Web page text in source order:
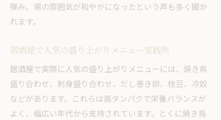
弾み、場の雰囲気が和やかになったという声も多く聞か
れます。
居酒屋で人気の盛り上がりメニュー実践例
居酒屋で実際に人気の盛り上がりメニューには、焼き鳥
盛り合わせ、刺身盛り合わせ、だし巻き卵、枝豆、冷奴
などがあります。これらは高タンパクで栄養バランスが
よく、幅広い年代から支持されています。とくに焼き鳥